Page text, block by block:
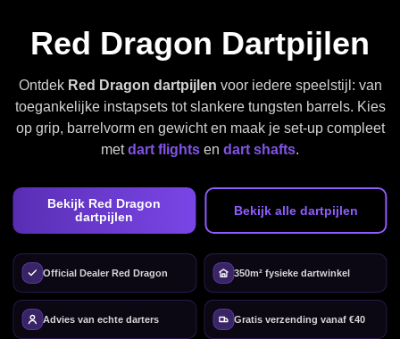
Red Dragon Dartpijlen
Ontdek Red Dragon dartpijlen voor iedere speelstijl: van
toegankelijke instapsets tot slankere tungsten barrels. Kies
op grip, barrelvorm en gewicht en maak je set-up compleet
metdart flights en dart shafts.
Bekijk Red Dragon
dartpijlen
Bekijk alle dartpijlen
Official Dealer Red Dragon 350m² fysieke dartwinkel
Advies van echte darters Gratis verzending vanaf €40